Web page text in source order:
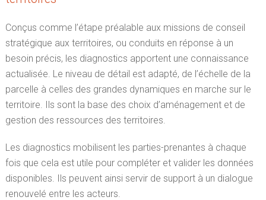
Conçus comme l’étape préalable aux missions de conseil
stratégique aux territoires, ou conduits en réponse à un
besoin précis, les diagnostics apportent une connaissance
actualisée. Le niveau de détail est adapté, de l’échelle de la
parcelle à celles des grandes dynamiques en marche sur le
territoire. Ils sont la base des choix d’aménagement et de
gestion des ressources des territoires.
Les diagnostics mobilisent les parties-prenantes à chaque
fois que cela est utile pour compléter et valider les données
disponibles. Ils peuvent ainsi servir de support à un dialogue
renouvelé entre les acteurs.